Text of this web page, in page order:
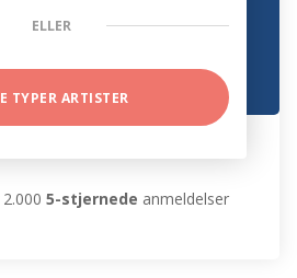
ELLER
TYPER ARTISTER
2.0005-stjernede anmeldelser